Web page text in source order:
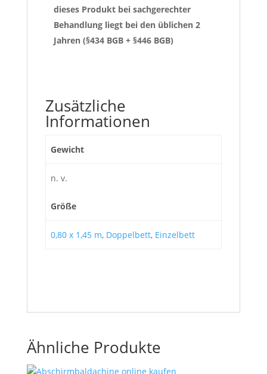
dieses Produkt bei sachgerechter
Behandlung liegt bei den üblichen 2
Jahren (§434 BGB + §446 BGB)
Zusätzliche
Informationen
Gewicht
n. v.
Größe
0,80 x 1,45 m, Doppelbett, Einzelbett
Ähnliche Produkte